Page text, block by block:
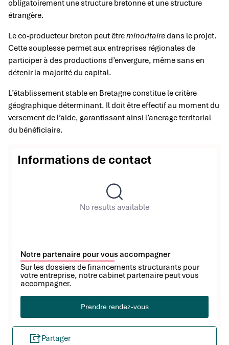
obligatoirement une structure bretonne et une structure
étrangère.
Le co-producteur breton peut êtreminoritairedans le projet.
Cette souplesse permet aux entreprises régionales de
participer à des productions d’envergure, même sans en
détenir la majorité du capital.
L’établissement stable en Bretagne constitue le critère
géographique déterminant. Il doit être effectif au moment du
versement de l’aide, garantissant ainsi l’ancrage territorial
du bénéficiaire.
Informations de contact
No results available
Notre partenaire pour vous accompagner
Sur les dossiers de financements structurants pour
votre entreprise, notre cabinet partenaire peut vous
accompagner.
Prendre rendez-vous
Partager